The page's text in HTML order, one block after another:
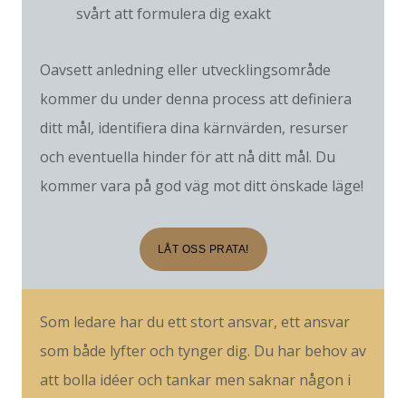
svårt att formulera dig exakt
Oavsett anledning eller utvecklingsområde
kommer du under denna process att definiera
ditt mål, identifiera dina kärnvärden, resurser
och eventuella hinder för att nå ditt mål. Du
kommer vara på god väg mot ditt önskade läge!
LÅT OSS PRATA!
Som ledare har du ett stort ansvar, ett ansvar
som både lyfter och tynger dig. Du har behov av
att bolla idéer och tankar men saknar någon i